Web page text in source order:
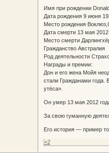
Имя при рождении
Дата рождения 9 июня
Место рождения
Дата смерти 13 мая
Место смерти
Гражданство Австралия
Род деятельности
Награды и премии:
Дон и его жена Мойя
стали Гражданами года.
утёса».
Он умер 13 мая 2012
За свою гуманную
Его история — пример
+2